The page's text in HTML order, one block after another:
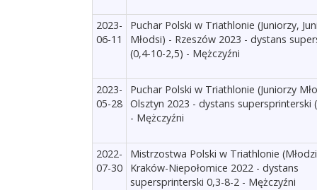
2023-
06-11
Puchar Polski w Triathlonie (Juniorzy,
Młodsi) - Rzeszów 2023 - dystans
(0,4-10-2,5) - Mężczyźni
2023-
05-28
Puchar Polski w Triathlonie (Juniorzy
Olsztyn 2023 - dystans supersprinterski
- Mężczyźni
2022-
07-30
Mistrzostwa Polski w Triathlonie
Kraków-Niepołomice 2022 - dystans
supersprinterski 0,3-8-2 - Mężczyźni